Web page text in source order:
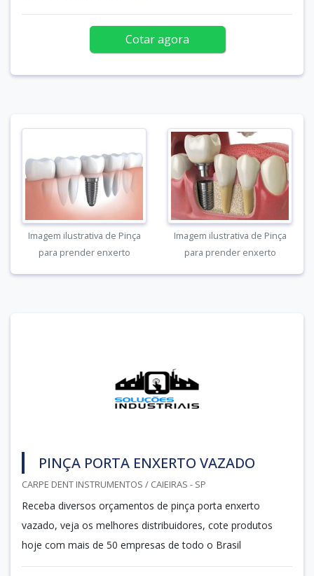
Cotar agora
Imagem ilustrativa de Pinça
para prender enxerto
Imagem ilustrativa de Pinça
para prender enxerto
PINÇA PORTA ENXERTO VAZADO
CARPE DENT INSTRUMENTOS / CAIEIRAS - SP
Receba diversos orçamentos de pinça porta enxerto
vazado, veja os melhores distribuidores, cote produtos
hoje com mais de 50 empresas de todo o Brasil